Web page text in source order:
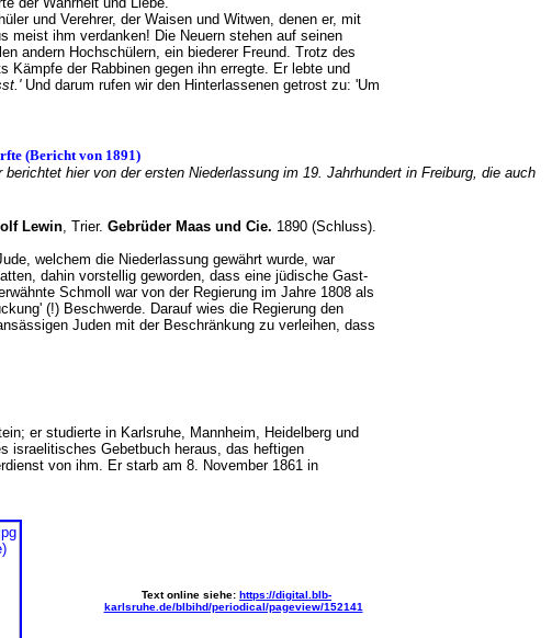
und Verehrer, der Waisen und Witwen, denen er, mit
meist ihm verdanken! Die Neuern stehen auf seinen
andern Hochschülern, ein biederer Freund. Trotz des
der Rabbinen gegen ihn erregte. Er lebte und
Und darum rufen wir den Hinterlassenen getrost zu: 'Um
(Bericht von 1891)
hier von der ersten Niederlassung im 19. Jahrhundert in Freiburg, die auch
Lewin, Trier. Gebrüder Maas und Cie. 1890 (Schluss).
welchem die Niederlassung gewährt wurde, war
dahin vorstellig geworden, dass eine jüdische Gast-
Schmoll war von der Regierung im Jahre 1808 als
(!) Beschwerde. Darauf wies die Regierung den
Juden mit der Beschränkung zu verleihen, dass
er studierte in Karlsruhe, Mannheim, Heidelberg und
israelitisches Gebetbuch heraus, das heftigen
von ihm. Er starb am 8. November 1861 in
Text online siehe: https://digital.blb-
karlsruhe.de/blbihd/periodical/pageview/152141